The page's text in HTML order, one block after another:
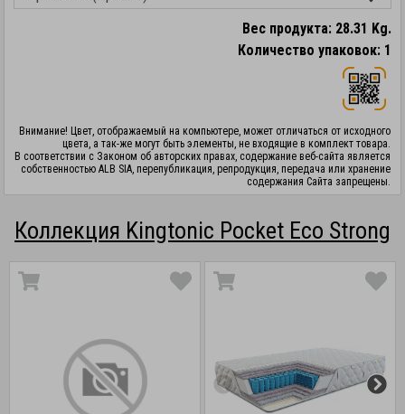
Вес продукта: 28.31 Kg.
Количество упаковок: 1
Внимание! Цвет, отображаемый на компьютере, может отличаться от исходного
цвета, а так-же могут быть элементы, не входящие в комплект товара.
В соответствии с Законом об авторских правах, содержание веб-сайта является
собственностью ALB SIA, перепубликация, репродукция, передача или хранение
содержания Сайта запрещены.
Коллекция Kingtonic Pocket Eco Strong